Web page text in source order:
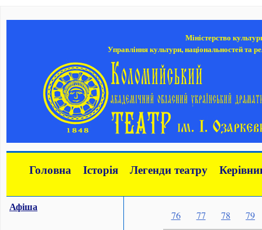
Міністерство
Управління культури, національностей та
Головна Історія Легенди театру
Афіша
76 77 78 79